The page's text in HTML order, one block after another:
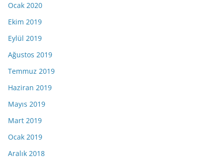
Ocak 2020
Ekim 2019
Eylül 2019
Ağustos 2019
Temmuz 2019
Haziran 2019
Mayıs 2019
Mart 2019
Ocak 2019
Aralık 2018